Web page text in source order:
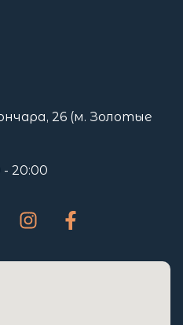
26 (м. Золотые
- 20:00